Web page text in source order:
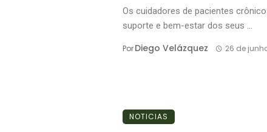
Os cuidadores de pacientes
suporte e bem-estar dos seus ...
PorDiego Velázquez 26 de
NOTICIAS